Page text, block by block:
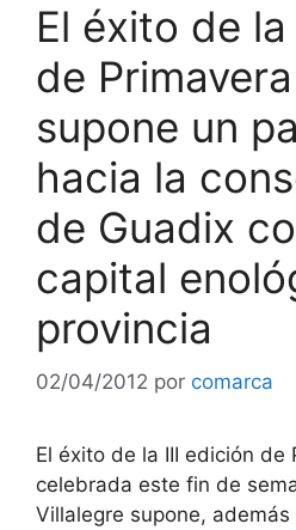
El éxito de
de
supone un
hacia la
de Guadix
capital
provincia
02/04/2012 por comarca
El éxito de la III edición de
celebrada este fin de
Villalegre supone, además